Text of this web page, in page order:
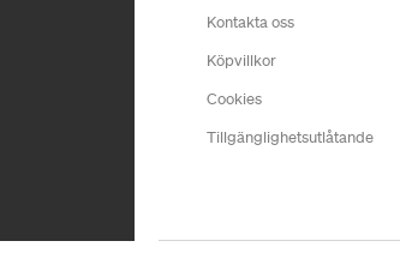
Kontakta oss
Köpvillkor
Cookies
Tillgänglighetsutlåtande